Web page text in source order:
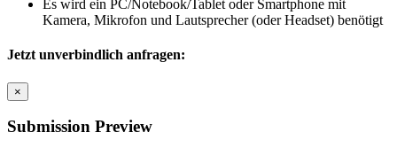
Es wird ein PC/Notebook/Tablet oder Smartphone mit
Kamera, Mikrofon und Lautsprecher (oder Headset) benötigt
Jetzt unverbindlich anfragen:
×
Submission Preview